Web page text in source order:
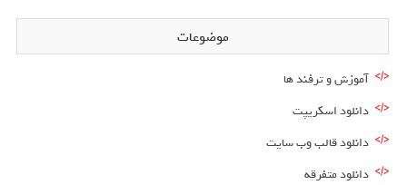
موضوعات
آموزش و ترفند ها
دانلود اسکریپت
دانلود قالب وب سایت
دانلود متفرقه